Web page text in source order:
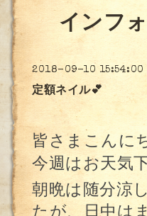
インフ
2018-09-10 15:54:00
定額ネイル💕
皆さまこんに
今週はお天気
朝晩は随分涼
たが、日中は